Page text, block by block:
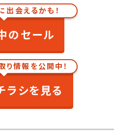
出会えるかも！
のセール
情報を公開中！
ラシを見る